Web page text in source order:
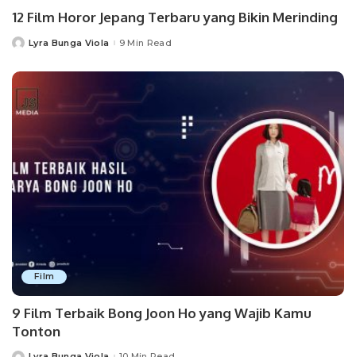
12 Film Horor Jepang Terbaru yang Bikin Merinding
PostedLyra Bunga Viola 9 Min Read
Film
9 Film Terbaik Bong Joon Ho yang Wajib Kamu
Tonton